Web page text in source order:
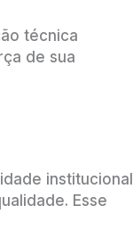
técnica
de sua
institucional
Esse